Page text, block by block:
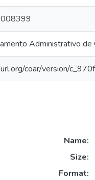
Administrativo de
coar/version/
Name:
Size:
Format: